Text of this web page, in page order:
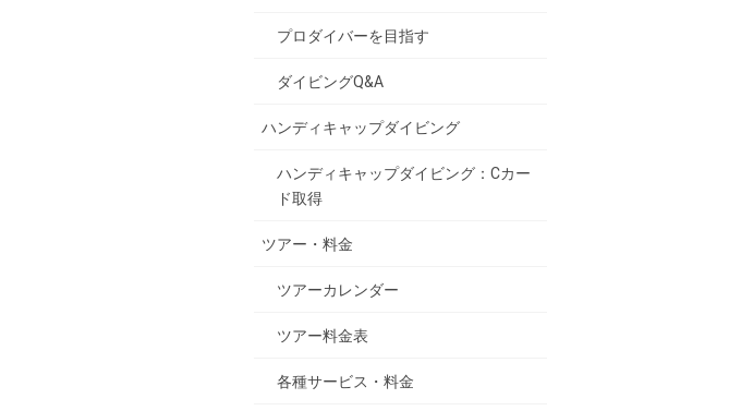
プロダイバーを目指す
ダイビングQ&A
ハンディキャップダイビング
ハンディキャップダイビング：Cカー
ド取得
ツアー・料金
ツアーカレンダー
ツアー料金表
各種サービス・料金